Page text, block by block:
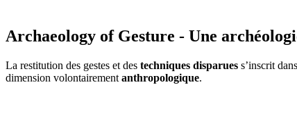
Archaeology of Gesture - Une
La restitution des gestes et des techniques disparues s’inscrit
dimension volontairement anthropologique.